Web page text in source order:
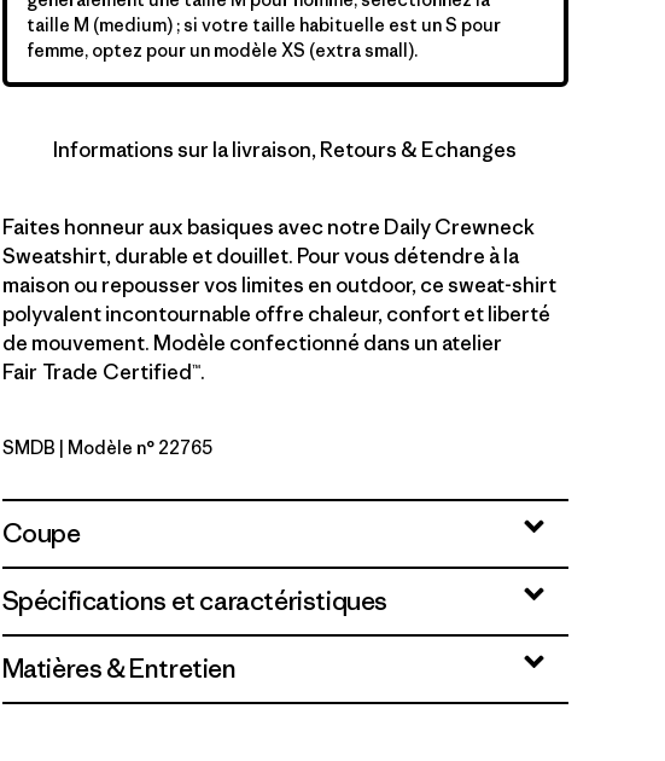
taille M (medium) ; si votre taille habituelle est un S pour
femme, optez pour un modèle XS (extra small).
Informations sur la livraison, Retours & Echanges
Faites honneur aux basiques avec notre Daily Crewneck
Sweatshirt, durable et douillet. Pour vous détendre à la
maison ou repousser vos limites en outdoor, ce sweat-shirt
polyvalent incontournable offre chaleur, confort et liberté
de mouvement. Modèle confectionné dans un atelier
Fair Trade Certified™.
Smolder Blue
SMDB | Modèle n° 22765
Coupe
Spécifications et caractéristiques
Matières & Entretien